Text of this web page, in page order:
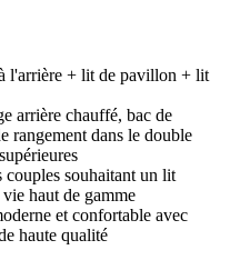
l'arrière + lit de pavillon + lit
arrière chauffé, bac de
rangement dans le double
couples souhaitant un lit
haut de gamme
et confortable avec
haute qualité